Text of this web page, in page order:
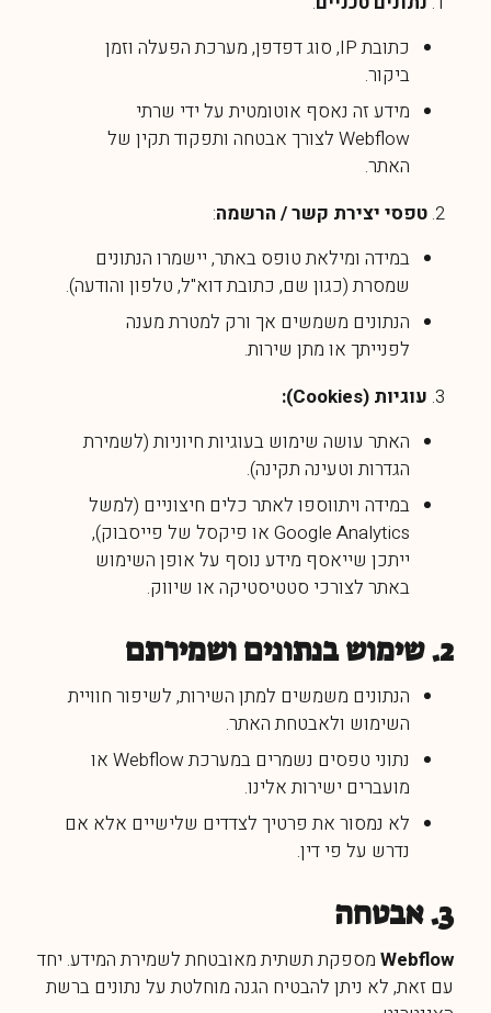
כתובת IP, סוג דפדפן, מערכת הפעלה וזמן
ביקור.
מידע זה נאסף אוטומטית על ידי שרתי
Webflow לצורך אבטחה ותפקוד תקין של
האתר.
טפסי יצירת קשר / הרשמה:
במידה ומילאת טופס באתר, יישמרו הנתונים
שמסרת (כגון שם, כתובת דוא"ל, טלפון והודעה).
הנתונים משמשים אך ורק למטרת מענה
לפנייתך או מתן שירות.
עוגיות (Cookies):
האתר עושה שימוש בעוגיות חיוניות (לשמירת
הגדרות וטעינה תקינה).
במידה ויתווספו לאתר כלים חיצוניים (למשל
Google Analytics או פיקסל של פייסבוק),
ייתכן שייאסף מידע נוסף על אופן השימוש
באתר לצורכי סטטיסטיקה או שיווק.
2. שימוש בנתונים ושמירתם
הנתונים משמשים למתן השירות, לשיפור חוויית
השימוש ולאבטחת האתר.
נתוני טפסים נשמרים במערכת Webflow או
מועברים ישירות אלינו.
לא נמסור את פרטיך לצדדים שלישיים אלא אם
נדרש על פי דין.
3. אבטחה
Webflowמספקת תשתית מאובטחת לשמירת המידע. יחד
עם זאת, לא ניתן להבטיח הגנה מוחלטת על נתונים ברשת